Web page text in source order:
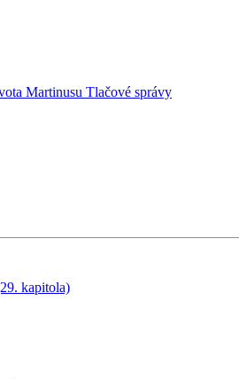
Martinusu Tlačové správy
kapitola)